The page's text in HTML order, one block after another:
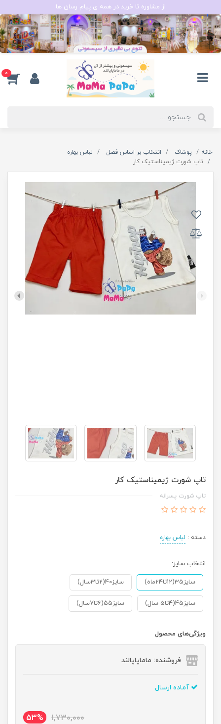
از مشاوره تا خرید در همه ی پیام رسان ها
0
خانه پوشاک انتخاب بر اساس فصل
لباس بهاره
تاپ شورت ژیمیناستیک کار
تاپ شورت ژیمیناستیک کار
تاپ شورت پسرانه
دسته : لباس بهاره
انتخاب سایز:
سایز35(12تا24ماه) سایز40(2تا3سال)
سایز45(4تا5 سال) سایز55(6تا7سال)
ویژگی‌های محصول
فروشنده: ماماپاپالند
آماده ارسال
1,730,000
53%